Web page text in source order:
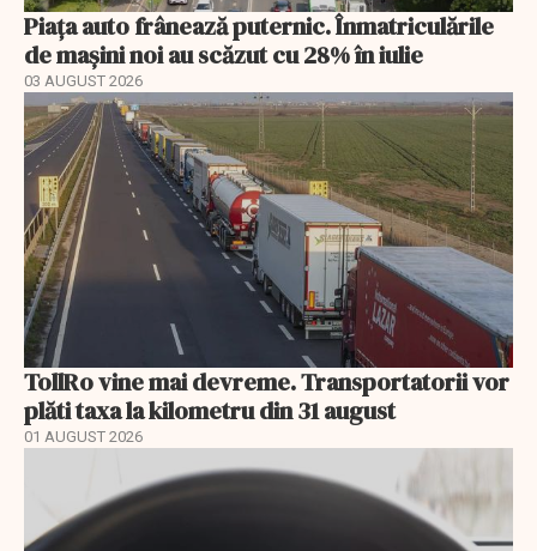
Piața auto frânează puternic. Înmatriculările
de mașini noi au scăzut cu 28% în iulie
03 AUGUST 2026
TollRo vine mai devreme. Transportatorii vor
plăti taxa la kilometru din 31 august
01 AUGUST 2026